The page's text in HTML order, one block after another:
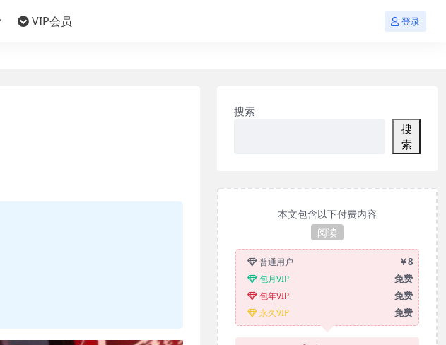
VIP会员 登录
搜索
搜
索
本文包含以下付费内容
阅读
普通用户 ￥8
包月VIP 免费
包年VIP 免费
永久VIP 免费